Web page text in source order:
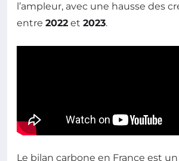
l’ampleur, avec une hausse des
entre 2022 et 2023.
Le bilan carbone en France est